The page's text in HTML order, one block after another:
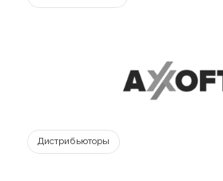
Дистрибьюторы